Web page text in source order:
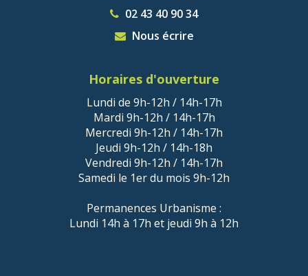
02 43 40 90 34
Nous écrire
Horaires d'ouverture
Lundi de 9h-12h / 14h-17h
Mardi 9h-12h / 14h-17h
Mercredi 9h-12h / 14h-17h
Jeudi 9h-12h / 14h-18h
Vendredi 9h-12h / 14h-17h
Samedi le 1er du mois 9h-12h
Permanences Urbanisme :
Lundi 14h à 17h et jeudi 9h à 12h